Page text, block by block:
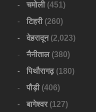
चमोली(451)
टिहरी(260)
देहरादून(2,023)
नैनीताल(380)
पिथौरागढ़(180)
पौड़ी(406)
बागेश्वर(127)